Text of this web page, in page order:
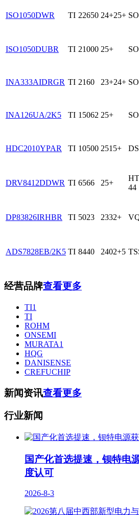
ISO1050DWR TI 22650 24+25+
ISO1050DUBR TI 21000 25+
INA333AIDRGR TI 2160 23+24+
INA126UA/2K5 TI 15062 25+
HDC2010YPAR TI 10500 2515+
DRV8412DDWR TI 6566 25+
44
DP83826IRHBR TI 5023 2332+
ADS7828EB/2K5 TI 8440 2402+5
经营品牌查看更多
TI1
TI
ROHM
ONSEMI
MURATA1
HQG
DANISENSE
CREFUCHIP
新闻资讯查看更多
行业新闻
国产化首选提速，钡特电
度认可
2026-8-3